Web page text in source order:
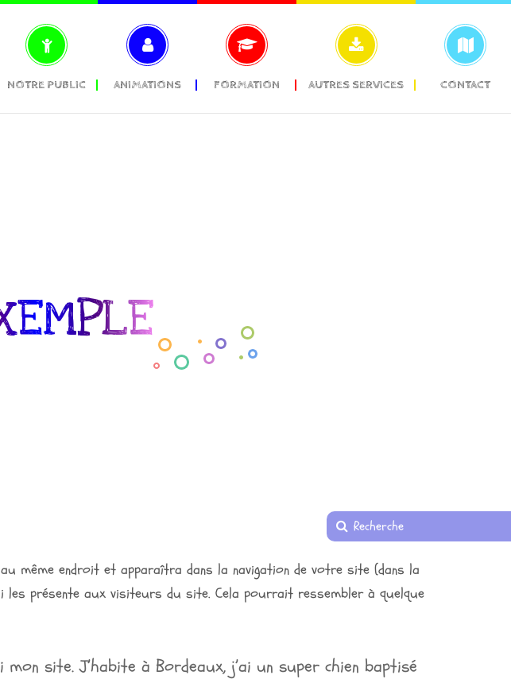
NOTRE PUBLIC ANIMATIONS FORMATION AUTRES SERVICES CONTACT
au même endroit et apparaîtra dans la navigation de votre site (dans la
les présente aux visiteurs du site. Cela pourrait ressembler à quelque
site. J’habite à Bordeaux, j’ai un super chien baptisé